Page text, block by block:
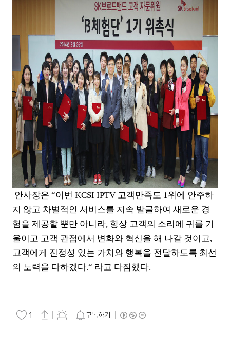
안사장은 “이번 KCSI IPTV 고객만족도 1위에 안주하
지 않고 차별적인 서비스를 지속 발굴하여 새로운 경
험을 제공할 뿐만 아니라, 항상 고객의 소리에 귀를 기
울이고 고객 관점에서 변화와 혁신을 해 나갈 것이고,
고객에게 진정성 있는 가치와 행복을 전달하도록 최선
의 노력을 다하겠다.“ 라고 다짐했다.
1 구독하기